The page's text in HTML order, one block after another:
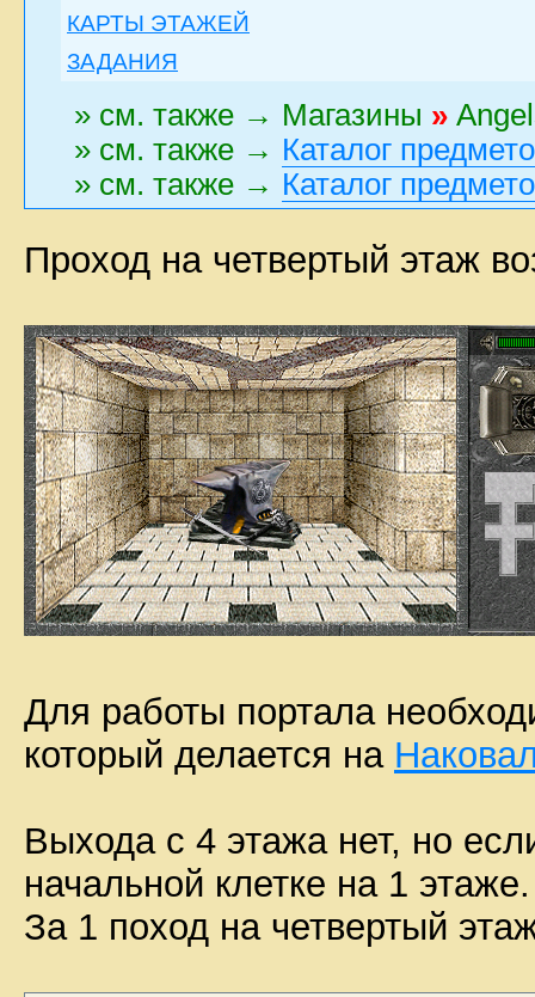
КАРТЫ ЭТАЖЕЙ
ЗАДАНИЯ
» см. также → Магазины »
» см. также → Каталог
» см. также → Каталог
Проход на четвертый этаж
Для работы портала
который делается на
Выхода с 4 этажа нет, но
начальной клетке на 1 этаже.
За 1 поход на четвертый